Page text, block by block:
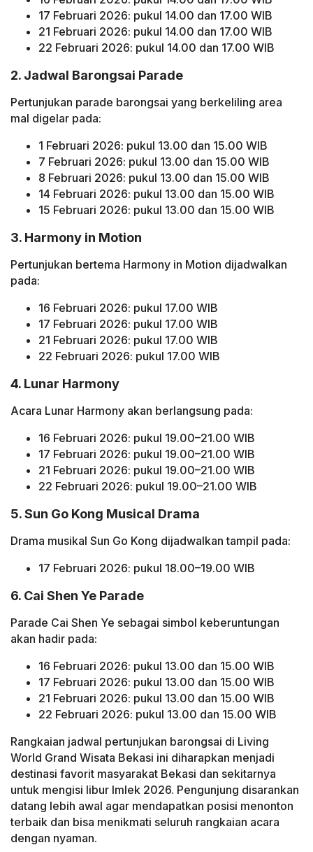
17 Februari 2026: pukul 14.00 dan 17.00 WIB
21 Februari 2026: pukul 14.00 dan 17.00 WIB
22 Februari 2026: pukul 14.00 dan 17.00 WIB
2. Jadwal Barongsai Parade
Pertunjukan parade barongsai yang berkeliling area
mal digelar pada:
1 Februari 2026: pukul 13.00 dan 15.00 WIB
7 Februari 2026: pukul 13.00 dan 15.00 WIB
8 Februari 2026: pukul 13.00 dan 15.00 WIB
14 Februari 2026: pukul 13.00 dan 15.00 WIB
15 Februari 2026: pukul 13.00 dan 15.00 WIB
3. Harmony in Motion
Pertunjukan bertema Harmony in Motion dijadwalkan
pada:
16 Februari 2026: pukul 17.00 WIB
17 Februari 2026: pukul 17.00 WIB
21 Februari 2026: pukul 17.00 WIB
22 Februari 2026: pukul 17.00 WIB
4. Lunar Harmony
Acara Lunar Harmony akan berlangsung pada:
16 Februari 2026: pukul 19.00–21.00 WIB
17 Februari 2026: pukul 19.00–21.00 WIB
21 Februari 2026: pukul 19.00–21.00 WIB
22 Februari 2026: pukul 19.00–21.00 WIB
5. Sun Go Kong Musical Drama
Drama musikal Sun Go Kong dijadwalkan tampil pada:
17 Februari 2026: pukul 18.00–19.00 WIB
6. Cai Shen Ye Parade
Parade Cai Shen Ye sebagai simbol keberuntungan
akan hadir pada:
16 Februari 2026: pukul 13.00 dan 15.00 WIB
17 Februari 2026: pukul 13.00 dan 15.00 WIB
21 Februari 2026: pukul 13.00 dan 15.00 WIB
22 Februari 2026: pukul 13.00 dan 15.00 WIB
Rangkaian jadwal pertunjukan barongsai di Living
World Grand Wisata Bekasi ini diharapkan menjadi
destinasi favorit masyarakat Bekasi dan sekitarnya
untuk mengisi libur Imlek 2026. Pengunjung disarankan
datang lebih awal agar mendapatkan posisi menonton
terbaik dan bisa menikmati seluruh rangkaian acara
dengan nyaman.